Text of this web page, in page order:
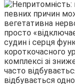
певних причин
вегетативна
просто
судин і серця
короткочасного
комплексі зі
часто
відбувається